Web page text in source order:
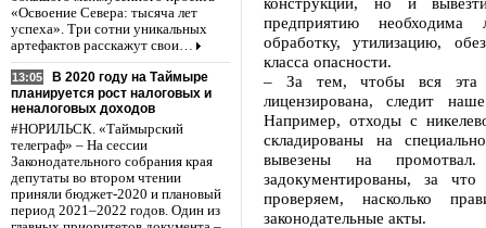
«Освоение Севера: тысяча лет
успеха». Три сотни уникальных
артефактов расскажут свои…
13:05
В 2020 году на Таймыре
планируется рост налоговых и
неналоговых доходов
#НОРИЛЬСК. «Таймырский
телеграф» – На сессии
Законодательного собрания края
депутаты во втором чтении
приняли бюджет-2020 и плановый
период 2021–2022 годов. Один из
предприятию необходима
обработку, утилизацию,
класса опасности.
– За тем, чтобы вся эта
лицензирована, следит
Например, отходы с
складированы на
вывезены на
задокументированы, за
проверяем, насколько
законодательные акты.